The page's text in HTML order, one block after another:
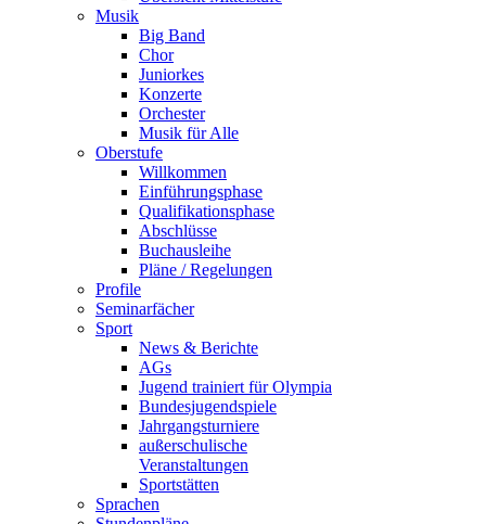
Musik
Big Band
Chor
Juniorkes
Konzerte
Orchester
Musik für Alle
Oberstufe
Willkommen
Einführungsphase
Qualifikationsphase
Abschlüsse
Buchausleihe
Pläne / Regelungen
Profile
Seminarfächer
Sport
News & Berichte
AGs
Jugend trainiert für Olympia
Bundesjugendspiele
Jahrgangsturniere
außerschulische
Veranstaltungen
Sportstätten
Sprachen